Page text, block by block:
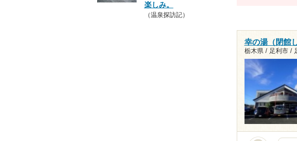
幸の湯（閉館
栃木県 / 足利市 /
楽しみ。
（温泉探訪記）